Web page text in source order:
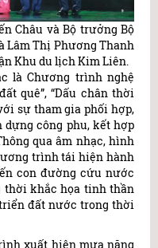
Châu và Bộ trưởng Bộ
Lâm Thị Phương Thanh
Khu du lịch Kim Liên.
là Chương trình nghệ
quê”, “Dấu chân thời
sự tham gia phối hợp,
dựng công phu, kết hợp
qua âm nhạc, hình
trình tái hiện hành
con đường cứu nước
thời khắc họa tinh thần
đất nước trong thời
xuất hiện mưa nặng